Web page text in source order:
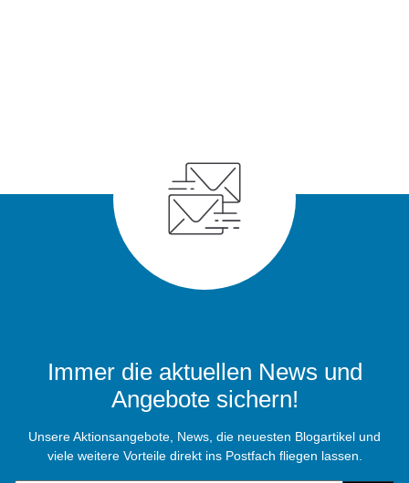
Immer die aktuellen News und
Angebote sichern!
Unsere Aktionsangebote, News, die neuesten Blogartikel und
viele weitere Vorteile direkt ins Postfach fliegen lassen.